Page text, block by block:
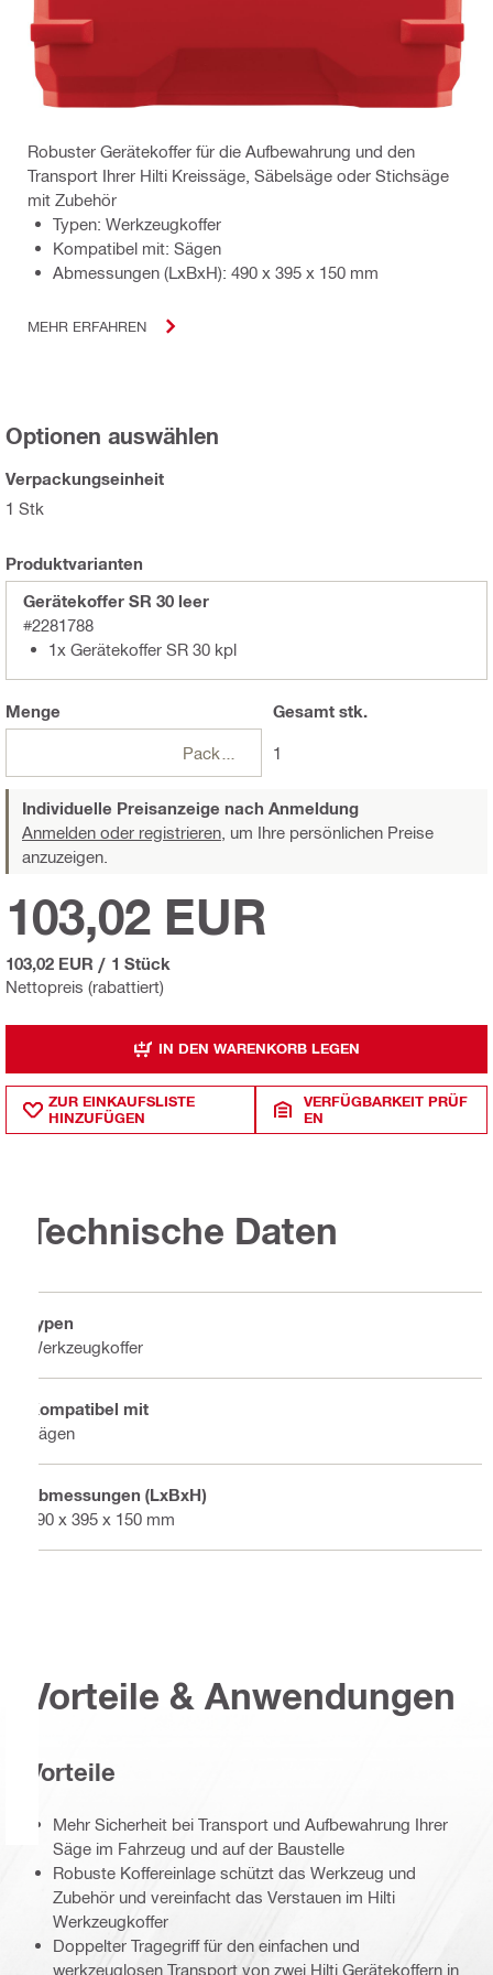
Robuster Gerätekoffer für die Aufbewahrung und den
Transport Ihrer Hilti Kreissäge, Säbelsäge oder Stichsäge
mit Zubehör
Typen: Werkzeugkoffer
Kompatibel mit: Sägen
Abmessungen (LxBxH): 490 x 395 x 150 mm
MEHR ERFAHREN
Optionen auswählen
Verpackungseinheit
1 Stk
Produktvarianten
Gerätekoffer SR 30 leer
#2281788
1x Gerätekoffer SR 30 kpl
Menge
Packungen
Gesamtstk.
1
Individuelle Preisanzeige nach Anmeldung
Anmelden oder registrieren, um Ihre persönlichen Preise
anzuzeigen.
Nettopreis (rabattiert)
103,02 EUR
103,02 EUR / 1 Stück
IN DEN WARENKORB LEGEN
ZUR EINKAUFSLISTE
HINZUFÜGEN
VERFÜGBARKEIT PRÜF
EN
Technische Daten
Typen
Werkzeugkoffer
Kompatibel mit
Sägen
Abmessungen (LxBxH)
490 x 395 x 150 mm
Vorteile & Anwendungen
Vorteile
Mehr Sicherheit bei Transport und Aufbewahrung Ihrer
Säge im Fahrzeug und auf der Baustelle
Robuste Koffereinlage schützt das Werkzeug und
Zubehör und vereinfacht das Verstauen im Hilti
Werkzeugkoffer
Doppelter Tragegriff für den einfachen und
werkzeuglosen Transport von zwei Hilti Gerätekoffern in